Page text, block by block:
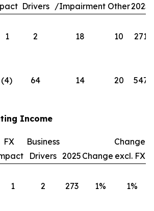
Drivers /Impairment Other2025
1 2 18 10
271
(4) 64 14 20 547
Income
FX
Business
Drivers 2025 Change
Change
excl. FX
1 2 273 1% 1%